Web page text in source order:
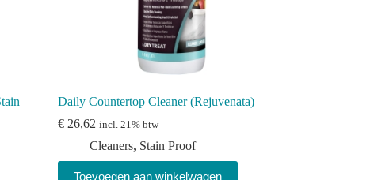
Daily Countertop Cleaner (Rejuvenata)
€26,62 incl. 21% btw
Cleaners, Stain Proof
Toevoegen aan winkelwagen